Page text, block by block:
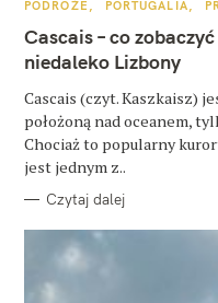
K
T
E
G
O
I
PODRÓŻE PORTUGALIA
Cascais – co
niedaleko Lizbony
Cascais (czyt. Kaszkaisz)
położoną nad oceanem,
Chociaż to popularny
jest jednym z..
Czytaj dalej
: